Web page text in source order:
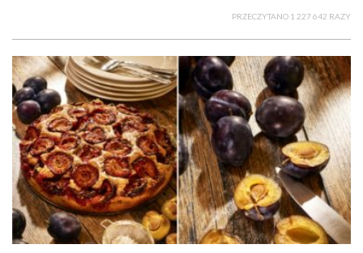
PRZECZYTANO 1 227 642 RAZY